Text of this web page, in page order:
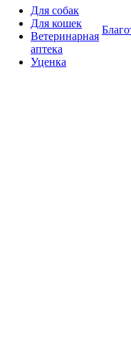
Для собак
Для кошек
Ветеринарная
аптека
Уценка